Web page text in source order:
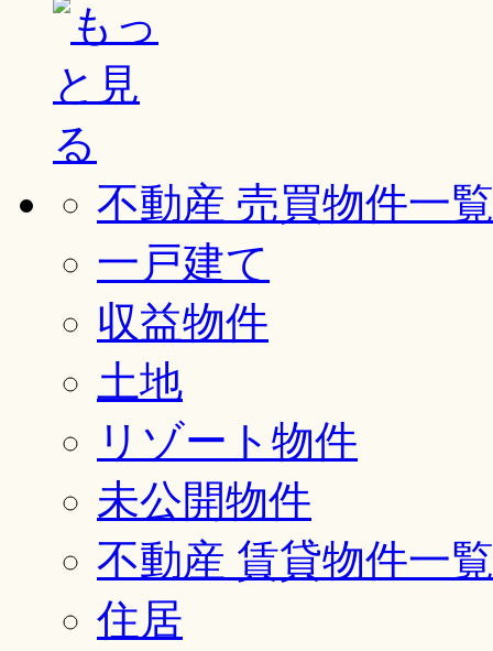
不動産 売買物件一覧
一戸建て
収益物件
土地
リゾート物件
未公開物件
不動産 賃貸物件一覧
住居